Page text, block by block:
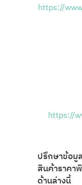
https://
https://
ปรึกษาข้อมู
สินค้าราคา
ด้านล่างนี้